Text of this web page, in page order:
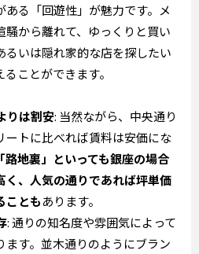
ある「回遊性」が魅力です。メ
騒から離れて、ゆっくりと買い
るいは隠れ家的な店を探したい
ことができます。
りは割安: 当然ながら、中央通り
ートに比べれば賃料は安価にな
「路地裏」といっても銀座の場合
く、人気の通りであれば坪単価
こともあります。
: 通りの知名度や雰囲気によって
ます。並木通りのようにブラン